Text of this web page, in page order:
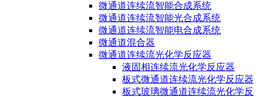
微通道连续流智能合成系统
微通道连续流智能光合成系统
微通道连续流智能电合成系统
微通道混合器
微通道连续流光化学反应器
液固相连续流光化学反应器
板式微通道连续流光化学反应器
板式玻璃微通道连续流光化学反